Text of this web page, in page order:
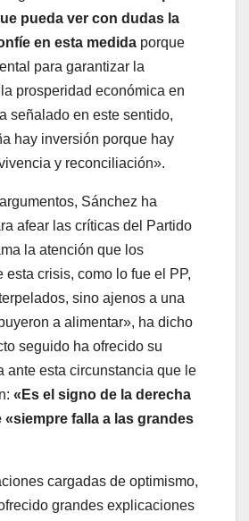
pueda ver con dudas la
en esta medida porque
para garantizar la
prosperidad económica en
señalado en este sentido,
hay inversión porque hay
y reconciliación».
Sánchez ha
afear las críticas del Partido
la atención que los
esta crisis, como lo fue el PP,
sino ajenos a una
a alimentar», ha dicho
seguido ha ofrecido su
ante esta circunstancia que le
«Es el signo de la derecha
«siempre falla a las grandes
cargadas de optimismo,
grandes explicaciones